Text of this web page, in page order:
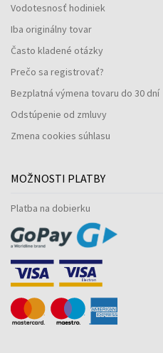
Vodotesnosť hodiniek
Iba originálny tovar
Často kladené otázky
Prečo sa registrovať?
Bezplatná výmena tovaru do 30 dní
Odstúpenie od zmluvy
Zmena cookies súhlasu
MOŽNOSTI PLATBY
Platba na dobierku